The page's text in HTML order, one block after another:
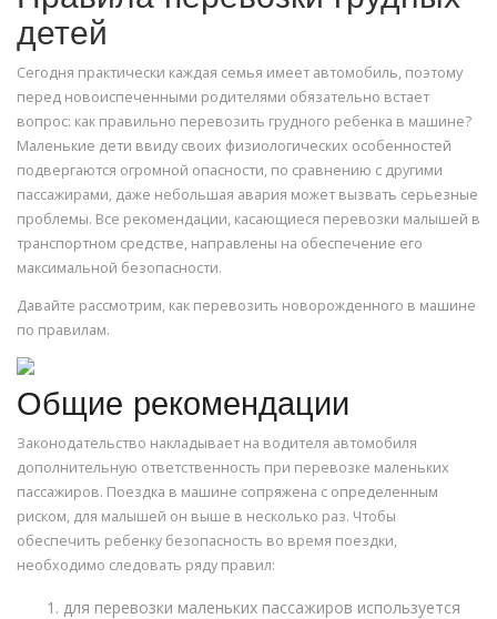
детей
Сегодня практически каждая семья имеет автомобиль, поэтому
перед новоиспеченными родителями обязательно встает
вопрос: как правильно перевозить грудного ребенка в машине?
Маленькие дети ввиду своих физиологических особенностей
подвергаются огромной опасности, по сравнению с другими
пассажирами, даже небольшая авария может вызвать серьезные
проблемы. Все рекомендации, касающиеся перевозки малышей в
транспортном средстве, направлены на обеспечение его
максимальной безопасности.
Давайте рассмотрим, как перевозить новорожденного в машине
по правилам.
Общие рекомендации
Законодательство накладывает на водителя автомобиля
дополнительную ответственность при перевозке маленьких
пассажиров. Поездка в машине сопряжена с определенным
риском, для малышей он выше в несколько раз. Чтобы
обеспечить ребенку безопасность во время поездки,
необходимо следовать ряду правил:
для перевозки маленьких пассажиров используется